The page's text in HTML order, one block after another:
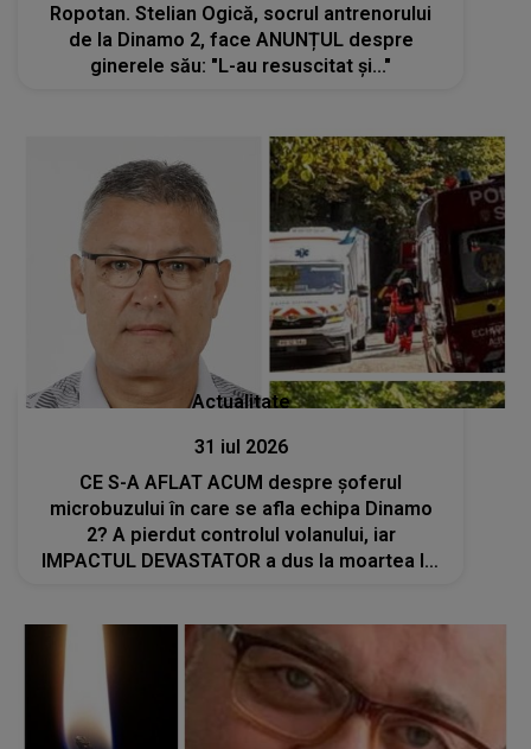
Ropotan. Stelian Ogică, socrul antrenorului
de la Dinamo 2, face ANUNȚUL despre
ginerele său: "L-au resuscitat și..."
Actualitate
31 iul 2026
CE S-A AFLAT ACUM despre şoferul
microbuzului în care se afla echipa Dinamo
2? A pierdut controlul volanului, iar
IMPACTUL DEVASTATOR a dus la moartea lui